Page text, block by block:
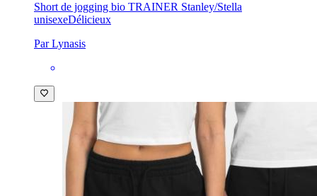
Short de jogging bio TRAINER Stanley/Stella
unisexeDélicieux
Par Lynasis